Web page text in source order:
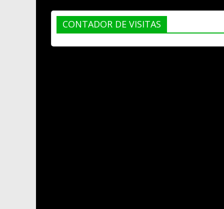
CONTADOR DE VISITAS